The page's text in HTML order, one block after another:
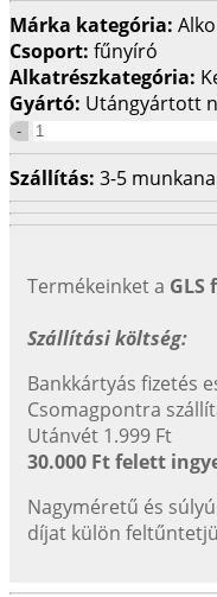
Márka kategória: Alko
Csoport: fűnyíró
Alkatrészkategória:
Gyártó: Utángyártott
Szállítás: 3-5
Termékeinket a
Szállítási költség:
Bankkártyás fizetés
Csomagpontra
Utánvét 1.999 Ft
30.000 Ft felett
Nagyméretű és
díjat külön